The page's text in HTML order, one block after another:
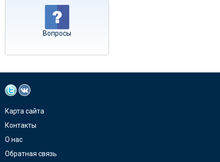
Вопросы
Карта сайта
Контакты
О нас
Обратная связь